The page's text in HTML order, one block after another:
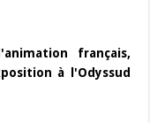
français,
à l'Odyssud